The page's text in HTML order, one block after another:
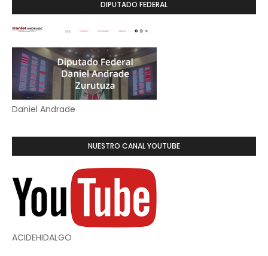
DIPUTADO FEDERAL
Daniel Andrade
NUESTRO CANAL YOUTUBE
ACIDEHIDALGO